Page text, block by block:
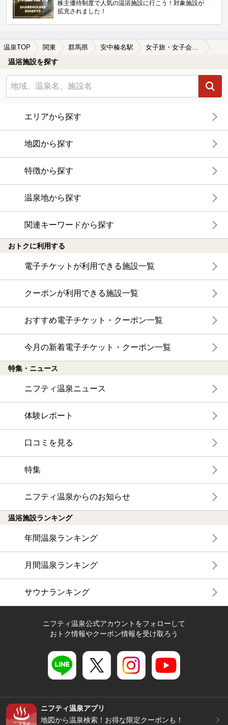
株主優待制度で人気の温浴施設に行こう！対象施設が
拡充されました！
温泉TOP 関東 群馬県 安中榛名駅 女子旅・女子会におすすめの安中榛名駅近くの温泉、日帰り温泉、スーパー銭湯おすすめ
温浴施設を探す
エリアから探す
地図から探す
特徴から探す
温泉地から探す
関連キーワードから探す
おトクに利用する
電子チケットが利用できる施設一覧
クーポンが利用できる施設一覧
おすすめ電子チケット・クーポン一覧
今月の新着電子チケット・クーポン一覧
特集・ニュース
ニフティ温泉ニュース
体験レポート
口コミを見る
特集
ニフティ温泉からのお知らせ
温浴施設ランキング
年間温泉ランキング
月間温泉ランキング
サウナランキング
ニフティ温泉公式アカウントをフォローして
おトク情報やクーポン情報を受け取ろう
ニフティ温泉アプリ
地図から温泉検索！お得な限定クーポンも！